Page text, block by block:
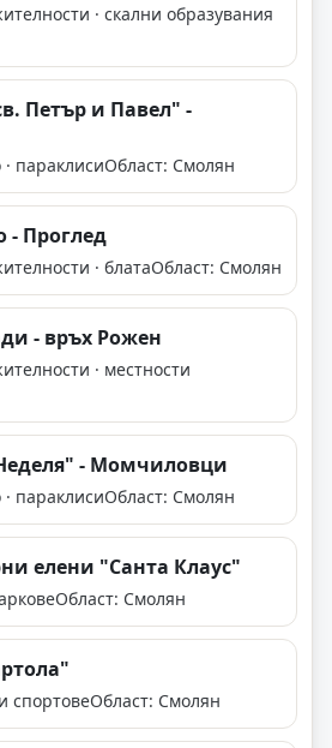
· скални образувания
Петър и Павел" -
· параклисиОбласт: Смолян
- Проглед
· блатаОбласт: Смолян
- връх Рожен
· местности
- Момчиловци
· параклисиОбласт: Смолян
елени "Санта Клаус"
Област: Смолян
спортовеОбласт: Смолян